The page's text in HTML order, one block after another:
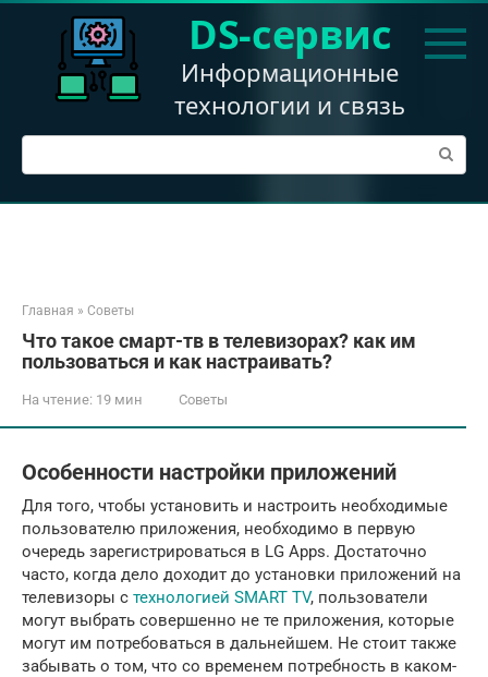
Перейти
DS-сервис
Информационные
технологии и связь
Поиск:
Главная » Советы
Что такое смарт-тв в телевизорах? как им
пользоваться и как настраивать?
На чтение: 19 мин Советы
Особенности настройки приложений
Для того, чтобы установить и настроить необходимые
пользователю приложения, необходимо в первую
очередь зарегистрироваться в LG Apps. Достаточно
часто, когда дело доходит до установки приложений на
телевизоры с технологией SMART TV, пользователи
могут выбрать совершенно не те приложения, которые
могут им потребоваться в дальнейшем. Не стоит также
забывать о том, что со временем потребность в каком-